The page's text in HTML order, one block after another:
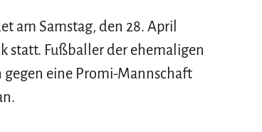
am Samstag, den 28. April
statt. Fußballer der ehemaligen
eine Promi-Mannschaft